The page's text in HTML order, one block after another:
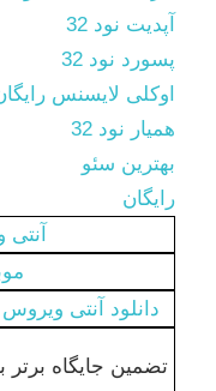
آپدیت نود 32
پسورد نود 32
اوکلی لایسنس رایگان
همیار نود 32
بهترین سئو
رایگان
دانلود آنتی ویروس نود 32 کرک شده برای
تضمین جایگاه برتر